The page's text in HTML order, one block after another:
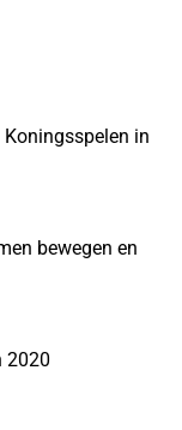
in
bewegen en
2020